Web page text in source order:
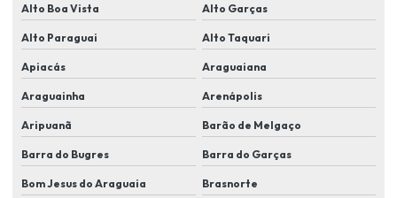
Equipamentos de segurança para condomínios
Fornecedor de cameras de segurança
Implementação de sistemas de reconhecimento facial
Instalação de alarme e cameras
Alto Boa Vista Alto Garças
Alto Paraguai Alto Taquari
Apiacás Araguaiana
Araguainha Arenápolis
Aripuanã Barão de Melgaço
Barra do Bugres Barra do Garças
Bom Jesus do Araguaia Brasnorte